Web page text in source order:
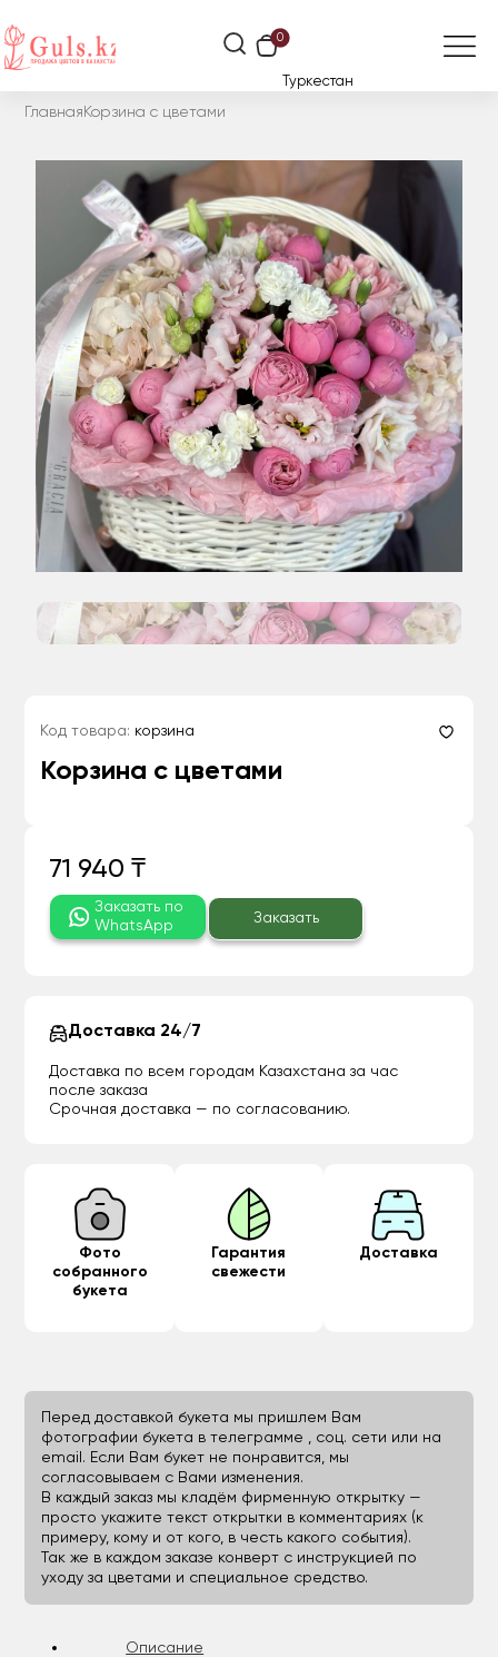
0
Туркестан
Главная Корзина с цветами
Код товара: корзина
Корзина с цветами
71 940 ₸
Заказать по
WhatsApp
Заказать
Доставка 24/7
Доставка по всем городам Казахстана за час
после заказа
Срочная доставка — по согласованию.
Фото
собранного
букета
Гарантия
свежести
Доставка
Перед доставкой букета мы пришлем Вам
фотографии букета в телеграмме , соц. сети или на
email. Если Вам букет не понравится, мы
согласовываем с Вами изменения.
В каждый заказ мы кладём фирменную открытку —
просто укажите текст открытки в комментариях (к
примеру, кому и от кого, в честь какого события).
Так же в каждом заказе конверт с инструкцией по
уходу за цветами и специальное средство.
Описание